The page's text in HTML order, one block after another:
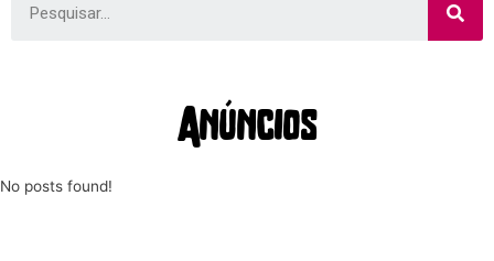
Anúncios
No posts found!